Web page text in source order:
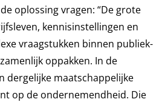
oplossing vragen: “De grote
kennisinstellingen en
vraagstukken binnen publiek-
oppakken. In de
dergelijke maatschappelijke
op de ondernemendheid. Die